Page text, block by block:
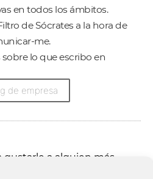
en todos los ámbitos.
de Sócrates a la hora de
me.
sobre lo que escribo en
de empresa
a alguien más,